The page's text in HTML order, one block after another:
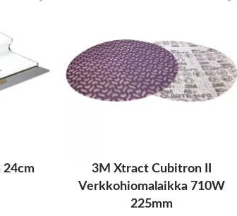
24cm
3M Xtract Cubitron II
Verkkohiomalaikka 710W
225mm